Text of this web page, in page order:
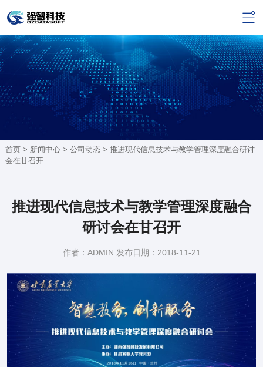
首页 > 新闻中心> 公司动态> 推进现代信息技术与教学管理深度融合研讨
会在甘召开
推进现代信息技术与教学管理深度融合
研讨会在甘召开
作者：ADMIN 发布日期：2018-11-21